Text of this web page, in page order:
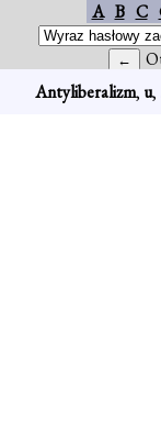
A B C
Antyliberalizm, u,